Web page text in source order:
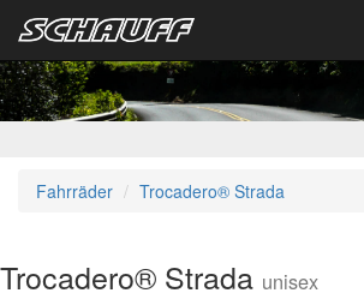
Fahrräder Trocadero® Strada
Trocadero® Strada unisex